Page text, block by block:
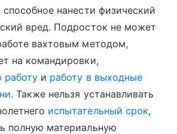
нанести физический
вред. Подросток не может
вахтовым методом,
на командировки,
работу и работу в выходные
. Также нельзя устанавливать
испытательный срок,
полную материальную